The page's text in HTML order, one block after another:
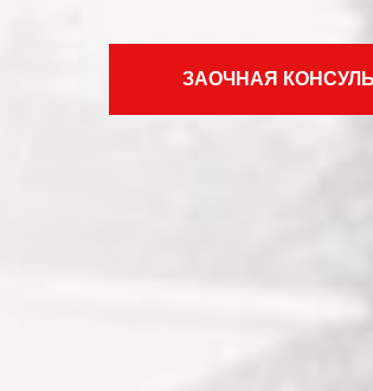
ЗАОЧНАЯ